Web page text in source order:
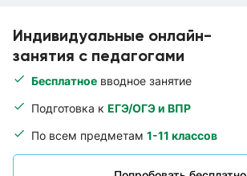
Индивидуальные онлайн-
занятия с педагогами
Бесплатное вводное занятие
Подготовка к ЕГЭ/ОГЭ и ВПР
По всем предметам 1-11 классов